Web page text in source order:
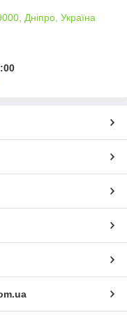
Дніпро, Україна